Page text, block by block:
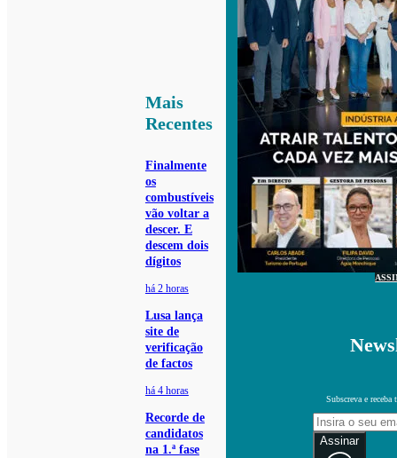
Mais
Recentes
Finalmente
os
combustíveis
vão voltar a
descer. E
descem dois
dígitos
há 2 horas
Lusa lança
site de
verificação
de factos
há 4 horas
Recorde de
candidatos
na 1.ª fase
Subscreva e receba
Assinar